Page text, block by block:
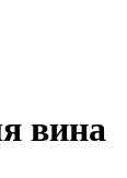
вина